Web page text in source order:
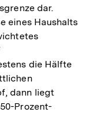
dar.
eines Haushalts
die Hälfte
dann liegt
Prozent-